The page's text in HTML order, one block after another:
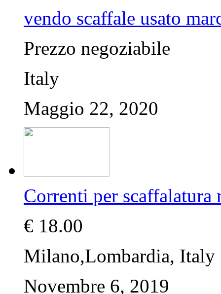
vendo scaffale usato
Prezzo negoziabile
Italy
Maggio 22, 2020
Correnti per
€ 18.00
Milano,Lombardia, Italy
Novembre 6, 2019